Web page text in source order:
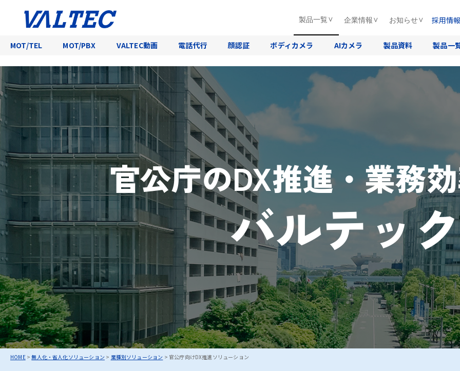
製品一覧
MOT/TEL MOT/PBX VALTEC動画 電話代行 顔認証 ボディカメラ AIカメラ 製品資料 製品一
企業情報 お知らせ 採用情
HOME>無人化・省人化ソリューション > 業種別ソリューション > 官公庁向けDX推進ソリューション
官公庁のDX推進・業務
バルテッ
お知らせ ：北國新聞に志賀町の町役場への復興支援（木製個室ブースの寄贈